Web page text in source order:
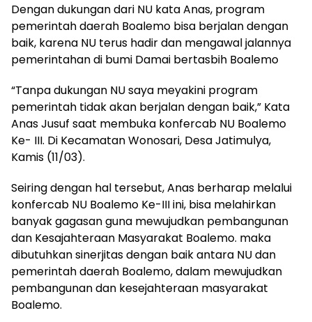
Dengan dukungan dari NU kata Anas, program
pemerintah daerah Boalemo bisa berjalan dengan
baik, karena NU terus hadir dan mengawal jalannya
pemerintahan di bumi Damai bertasbih Boalemo
“Tanpa dukungan NU saya meyakini program
pemerintah tidak akan berjalan dengan baik,” Kata
Anas Jusuf saat membuka konfercab NU Boalemo
Ke- III. Di Kecamatan Wonosari, Desa Jatimulya,
Kamis (11/03).
Seiring dengan hal tersebut, Anas berharap melalui
konfercab NU Boalemo Ke-III ini, bisa melahirkan
banyak gagasan guna mewujudkan pembangunan
dan Kesajahteraan Masyarakat Boalemo. maka
dibutuhkan sinerjitas dengan baik antara NU dan
pemerintah daerah Boalemo, dalam mewujudkan
pembangunan dan kesejahteraan masyarakat
Boalemo.